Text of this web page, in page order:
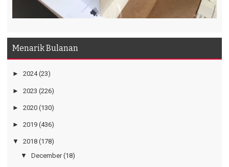
Menarik Bulanan
► 2024 (23)
► 2023 (226)
► 2020 (130)
► 2019 (436)
▼ 2018 (178)
▼
December (18)